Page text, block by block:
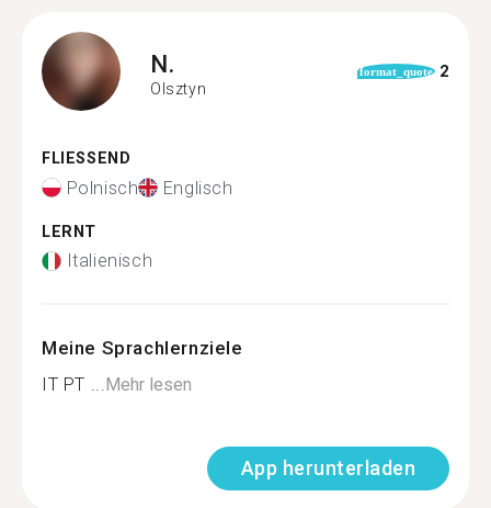
N.
Olsztyn
format_quote 2
FLIESSEND
Polnisch Englisch
LERNT
Italienisch
Meine Sprachlernziele
IT PT ...Mehr lesen
App herunterladen